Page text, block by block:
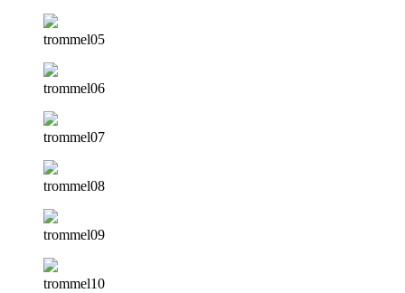
trommel05
trommel06
trommel07
trommel08
trommel09
trommel10